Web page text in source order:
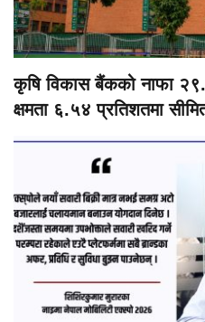
कृषि विकास बैंकको नाफा
क्षमता ६.५४ प्रतिशतमा